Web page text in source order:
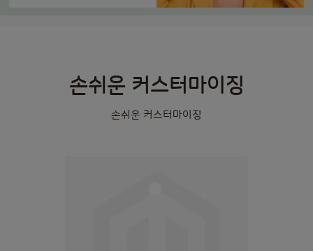
손쉬운 커스터마이징
손쉬운 커스터마이징